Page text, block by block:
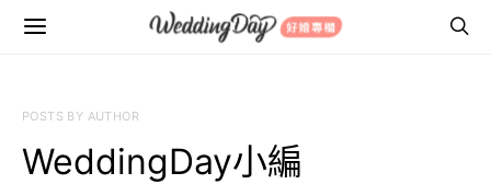
POSTS BY AUTHOR
WeddingDay小編